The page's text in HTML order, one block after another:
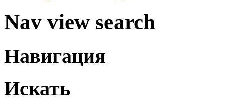
Nav view search
Навигация
Искать